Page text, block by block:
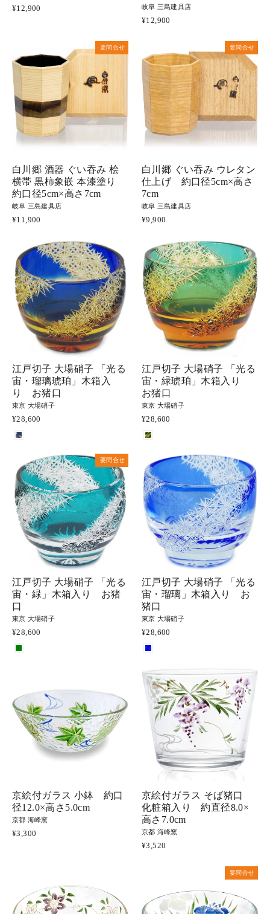
¥12,900 岐阜 三島建具店
¥12,900
要問合せ
白川郷 酒器 ぐい吞み 桧
横帯 黒柿象嵌 本漆塗り
約口径5cm×高さ7cm
岐阜 三島建具店
¥11,900
要問合せ
白川郷 ぐい吞み ウレタン
仕上げ 約口径5cm×高さ
7cm
岐阜 三島建具店
¥9,900
江戸切子 大場硝子 「光る
宙・瑠璃琥珀」木箱入
り お猪口
東京 大場硝子
¥28,600
江戸切子 大場硝子 「光る
宙・緑琥珀」木箱入り
お猪口
東京 大場硝子
¥28,600
要問合せ
江戸切子 大場硝子 「光る
宙・緑」木箱入り お猪
口
東京 大場硝子
¥28,600
江戸切子 大場硝子 「光る
宙・瑠璃」木箱入り お
猪口
東京 大場硝子
¥28,600
京絵付ガラス 小鉢 約口
径12.0×高さ5.0cm
京都 海峰窯
¥3,300
京絵付ガラス そば猪口
化粧箱入り 約直径8.0×
高さ7.0cm
京都 海峰窯
¥3,520
要問合せ